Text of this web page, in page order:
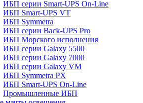
ИБП серии Smart-UPS On-Line
ИБП Smart-UPS VT
ИБП Symmetra
ИБП серии Back-UPS Pro
ИБП Морского исполнения
ИБП серии Galaxy 5500
ИБП серии Galaxy 7000
ИБП серии Galaxy VM
ИБП Symmetra PX
ИБП Smart-UPS On-Line
Промышленные ИБП